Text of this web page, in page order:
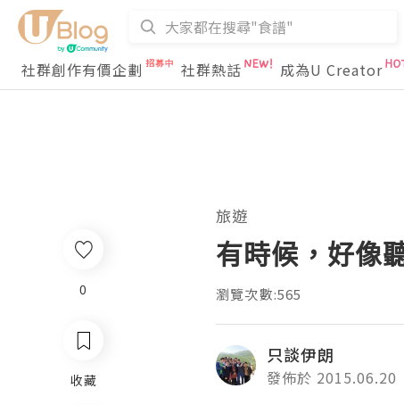
社群創作有價企劃
社群熱話 成為U Creator
旅遊
有時候，好像
瀏覽次數:565
只談伊朗
發佈於 2015.06.20
0
收藏